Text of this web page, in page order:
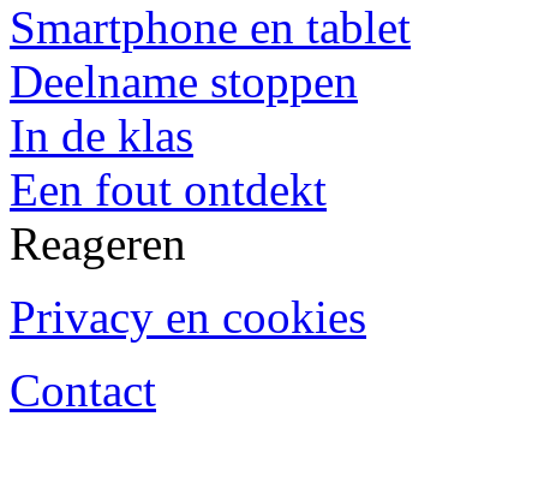
Smartphone en tablet
Deelname stoppen
In de klas
Een fout ontdekt
Reageren
Privacy en cookies
Contact